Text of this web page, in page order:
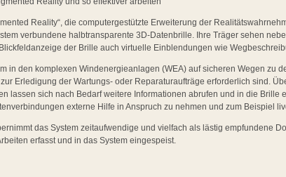
Reality“, die computergestützte Erweiterung der
verbundene halbtransparente 3D-Datenbrille. Ihre Träger sehen
der Brille auch virtuelle Einblendungen wie
in den komplexen Windenergieanlagen (WEA) auf sicheren Wegen zu
Erledigung der Wartungs- oder Reparaturaufträge erforderlich sind.
lassen sich nach Bedarf weitere Informationen abrufen und in die Brille
externe Hilfe in Anspruch zu nehmen und zum Beispiel
das System zeitaufwendige und vielfach als lästig empfundene
erfasst und in das System eingespeist.